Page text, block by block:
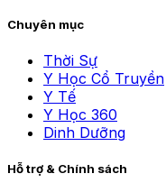
Chuyên mục
Thời Sự
Y Học Cổ Truyền
Y Tế
Y Học 360
Dinh Dưỡng
Hỗ trợ & Chính sách